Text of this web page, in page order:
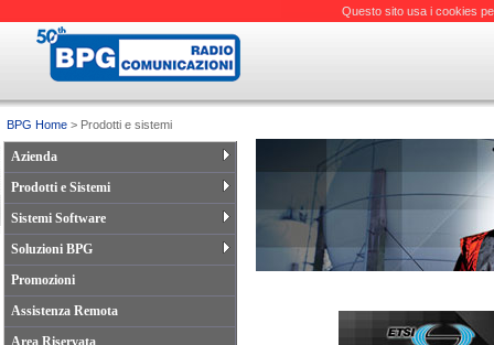
BPG Home > Prodotti e sistemi
Azienda
Prodotti e Sistemi
Sistemi Software
Soluzioni BPG
Promozioni
Assistenza Remota
Area Riservata
Questo sito usa i cookies